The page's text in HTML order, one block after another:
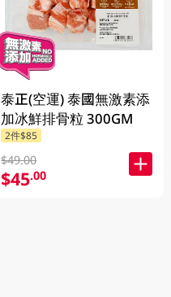
泰正(空運) 泰國無激素添
加冰鮮排骨粒 300GM
2件$85
$49.00
$45.00